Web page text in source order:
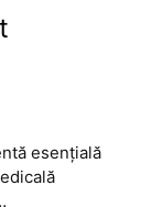
esențială